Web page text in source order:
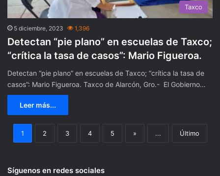
Taxco
5 diciembre, 2023 1,396
Detectan “pie plano” en escuelas de Taxco;
“crítica la tasa de casos”: Mario Figueroa.
Detectan “pie plano” en escuelas de Taxco; “crítica la tasa de
casos”: Mario Figueroa. Taxco de Alarcón, Gro.- El Gobierno…
Leer más...
1 2 3 4 5 » ... Último
Síguenos en redes sociales